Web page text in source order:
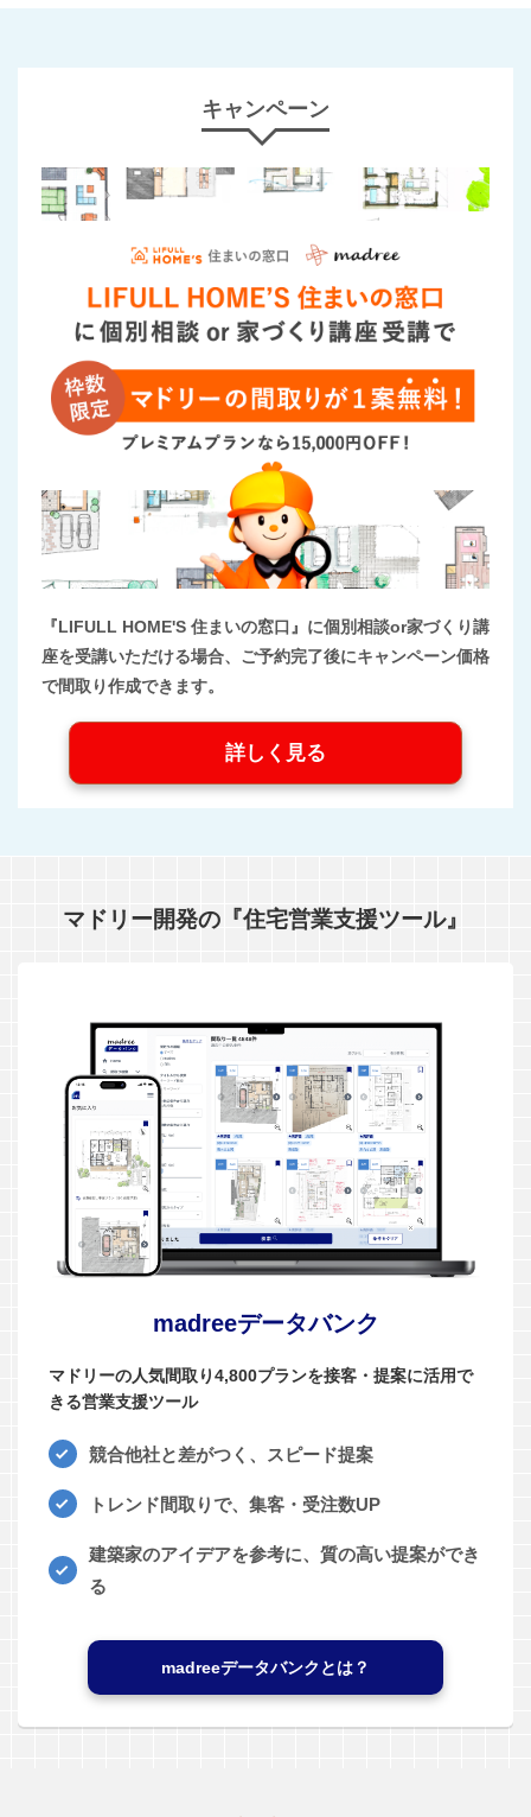
キャンペーン
『LIFULL HOME'S 住まいの窓口』に個別相談or家づくり講
座を受講いただける場合、ご予約完了後にキャンペーン価格
で間取り作成できます。
詳しく見る
マドリー開発の『住宅営業支援ツール』
madreeデータバンク
マドリーの人気間取り4,800プランを接客・提案に活用で
きる営業支援ツール
競合他社と差がつく、スピード提案
トレンド間取りで、集客・受注数UP
建築家のアイデアを参考に、質の高い提案ができ
る
madreeデータバンクとは？